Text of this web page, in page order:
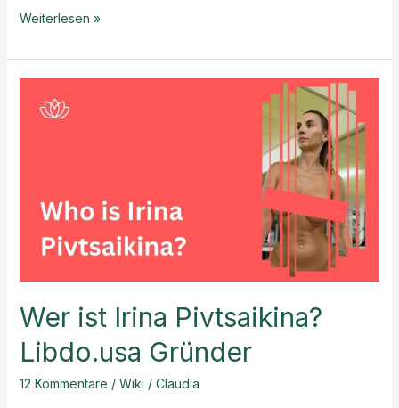
Puppy
A
Experience
Forget
Weiterlesen »
Wer ist Irina Pivtsaikina?
Libdo.usa Gründer
12 Kommentare / Wiki / Claudia